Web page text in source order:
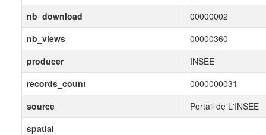
nb_download
00000002
nb_views
00000360
producer
INSEE
records_count
0000000031
source
Portail de L'INSEE
spatial